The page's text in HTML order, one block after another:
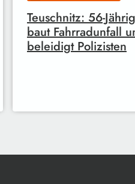
Teuschnitz: 56-
baut Fahrradunfall
beleidigt Polizisten